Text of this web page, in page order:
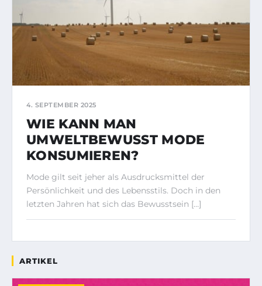
4. SEPTEMBER 2025
WIE KANN MAN
UMWELTBEWUSST MODE
KONSUMIEREN?
Mode gilt seit jeher als Ausdrucksmittel der
Persönlichkeit und des Lebensstils. Doch in den
letzten Jahren hat sich das Bewusstsein […]
ARTIKEL